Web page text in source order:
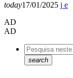
today17/01/2025
AD
AD
search